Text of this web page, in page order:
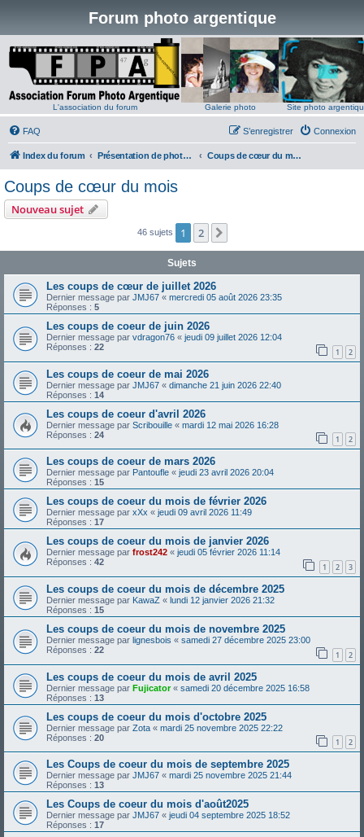
Forum photo argentique
L'association du forum Galerie photo Site photo
FAQ Connexion
S’enregistrer
Index du forum Présentation de photos argentiques Coups de cœur du mois
Coups de cœur du mois
Nouveau sujet
46 sujets 1 2
Sujets
Les coups de cœur de juillet 2026
Dernier message par JMJ67 « mercredi 05 août 2026 23:35
Réponses : 5
Les coups de coeur de juin 2026
Dernier message par vdragon76 « jeudi 09 juillet 2026 12:04
Réponses : 22 1 2
Les coups de coeur de mai 2026
Dernier message par JMJ67 « dimanche 21 juin 2026 22:40
Réponses : 14
Les coups de coeur d'avril 2026
Dernier message par Scribouille « mardi 12 mai 2026 16:28
Réponses : 24 1 2
Les coups de coeur de mars 2026
Dernier message par Pantoufle « jeudi 23 avril 2026 20:04
Réponses : 15
Les coups de coeur du mois de février 2026
Dernier message par xXx « jeudi 09 avril 2026 11:49
Réponses : 17
Les coups de coeur du mois de janvier 2026
Dernier message par frost242 « jeudi 05 février 2026 11:14
Réponses : 42 1 2 3
Les coups de coeur du mois de décembre 2025
Dernier message par KawaZ « lundi 12 janvier 2026 21:32
Réponses : 15
Les coups de coeur du mois de novembre 2025
Dernier message par lignesbois « samedi 27 décembre 2025 23:00
Réponses : 22 1 2
Les coups de coeur du mois de avril 2025
Dernier message par Fujicator« samedi 20 décembre 2025 16:58
Réponses : 13
Les coups de coeur du mois d'octobre 2025
Dernier message par Zota « mardi 25 novembre 2025 22:22
Réponses : 20 1 2
Les Coups de coeur du mois de septembre 2025
Dernier message par JMJ67 « mardi 25 novembre 2025 21:44
Réponses : 13
Les Coups de coeur du mois d'août2025
Dernier message par JMJ67 « jeudi 04 septembre 2025 18:52
Réponses : 17